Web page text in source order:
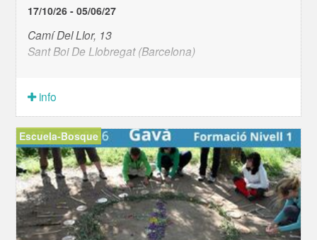
17/10/26 - 05/06/27
Camí Del Llor, 13
Sant Boi De Llobregat (Barcelona)
info
Escuela-Bosque